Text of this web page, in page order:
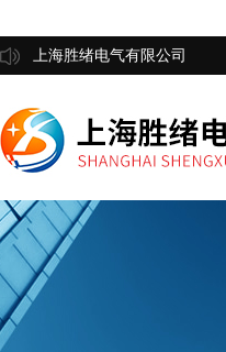
上海胜绪电气有限公司